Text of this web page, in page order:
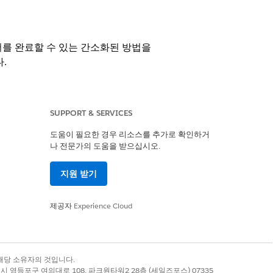
완료할 수 있는 간소화된 방법을
.
을 만듭니다.
버전을 만듭니다.
SUPPORT & SERVICES
도움이 필요한 경우 리소스를 추가로 확인하거
나 전문가의 도움을 받으십시오.
지원 받기
제공자 Experience Cloud
소유자의 것입니다.
영등포구 여의대로 108, 파크원타워2 28층 (세일즈포스) 07335